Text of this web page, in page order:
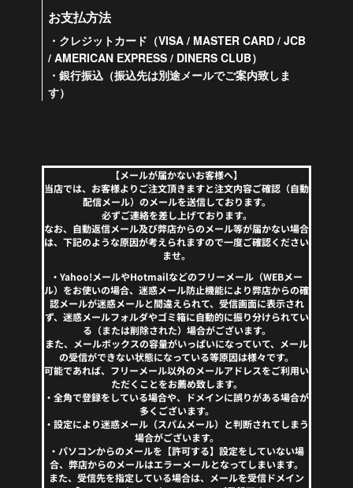
お支払方法
・クレジットカード（VISA / MASTER CARD / JCB
/ AMERICAN EXPRESS / DINERS CLUB）
・銀行振込（振込先は別途メールでご案内致しま
す）
【メールが届かないお客様へ】
当店では、お客様よりご注文頂きますと注文内容ご確認（自動
配信メール）のメールを送信しております。
必ずご連絡を差し上げております。
なお、自動返信メール及び弊店からのメール等が届かない場合
は、下記のような原因が考えられますので一度ご確認ください
ませ。
・Yahoo!メールやHotmailなどのフリーメール（WEBメー
ル）をお使いの場合、迷惑メール防止機能により弊店からの確
認メールが迷惑メールと間違えられて、受信画面に表示され
ず、迷惑メールフォルダやゴミ箱に自動的に振り分けられてい
る（または削除された）場合がございます。
また、メールボックスの容量がいっぱいになっていて、メール
の受信ができない状態になっている等原因は様々です。
可能であれば、フリーメール以外のメールアドレスをご利用い
ただくことをお薦め致します。
・全角で登録をしている場合や、ドメインに誤りがある場合が
多くございます。
・設定により迷惑メール（スパムメール）と判断されてしまう
場合がございます。
・パソコンからのメールを【許可する】設定をしていない場
合、弊店からのメールはエラーメールとなってしまいます。
また、受信先を指定している場合は、メールを受信ドメイン